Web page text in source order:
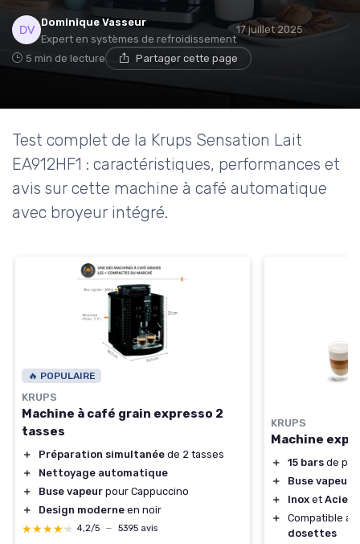
Dominique Vasseur
Expert en systèmes de refroidissement
17 juillet 2025
5 min de lecture Partager cette page
Test complet de la Krups Sensation Lait
EA912HF1 : caractéristiques, performances et
avis sur cette machine à café automatique
avec broyeur intégré.
🔥 POPULAIRE
KRUPS
Machine à café grain expresso 2
tasses
＋ Préparation simultanée de 2 tasses
＋
Nettoyage automatique
＋
Buse vapeur pour Cappuccino
＋
Design moderne en noir
★★★★★
★★★★★ 4,2/5 — 5395 avis
KRUPS
Machine
＋ 15 bars de
＋
Buse vapeur
＋
Inox et Acier
＋
Compatible
dosettes
* En m'inscrivant, j'accepte de recevoir la newsletter
d'Appareils Ménagers et les offres de ses partenaires.
Non merci, peut-être plus tard